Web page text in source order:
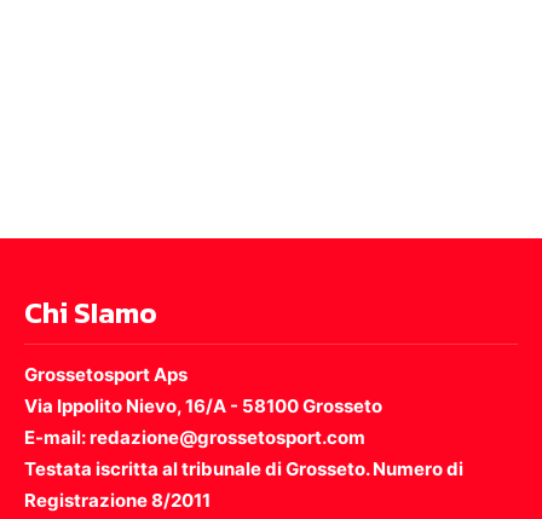
Chi SIamo
Grossetosport Aps
Via Ippolito Nievo, 16/A - 58100 Grosseto
E-mail: redazione@grossetosport.com
Testata iscritta al tribunale di Grosseto. Numero di
Registrazione 8/2011